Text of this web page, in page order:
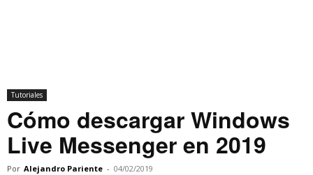
Tutoriales
Cómo descargar Windows
Live Messenger en 2019
Por Alejandro Pariente - 04/02/2019